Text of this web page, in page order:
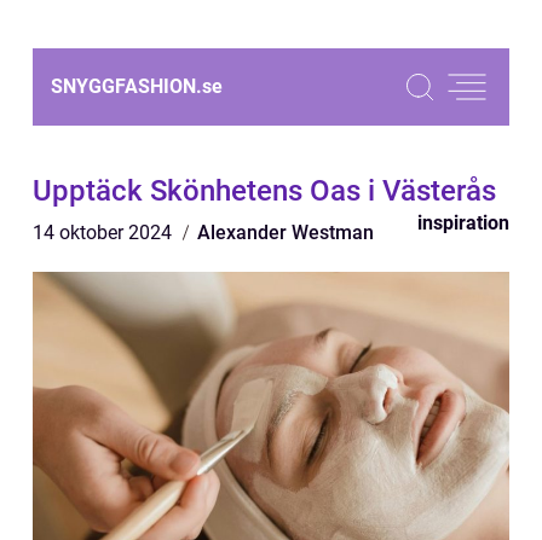
SNYGGFASHION.se
Upptäck Skönhetens Oas i Västerås
14 oktober 2024 Alexander Westman inspiration